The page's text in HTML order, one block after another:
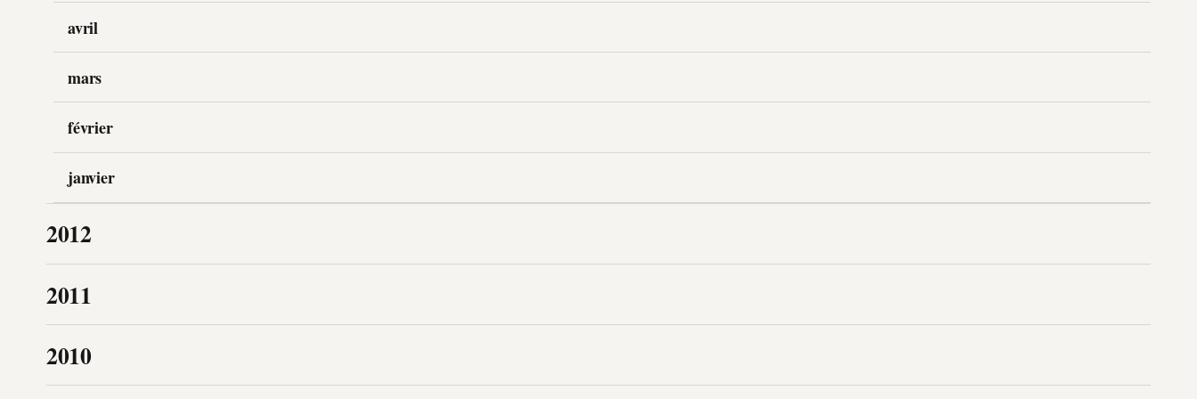
avril
mars
février
janvier
2012
2011
2010